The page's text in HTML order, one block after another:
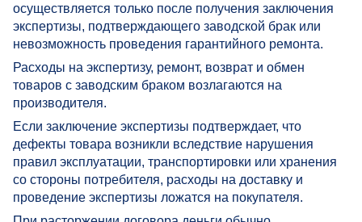
осуществляется только после получения заключения
экспертизы, подтверждающего заводской брак или
невозможность проведения гарантийного ремонта.
Расходы на экспертизу, ремонт, возврат и обмен
товаров с заводским браком возлагаются на
производителя.
Если заключение экспертизы подтверждает, что
дефекты товара возникли вследствие нарушения
правил эксплуатации, транспортировки или хранения
со стороны потребителя, расходы на доставку и
проведение экспертизы ложатся на покупателя.